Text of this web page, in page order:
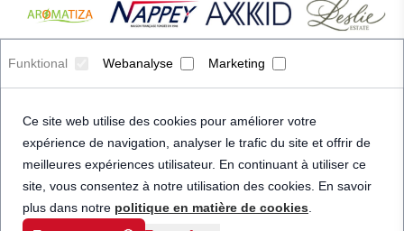
Funktional Webanalyse Marketing
Ce site web utilise des cookies pour améliorer votre
expérience de navigation, analyser le trafic du site et offrir de
meilleures expériences utilisateur. En continuant à utiliser ce
site, vous consentez à notre utilisation des cookies. En savoir
plus dans notre politique en matière de cookies